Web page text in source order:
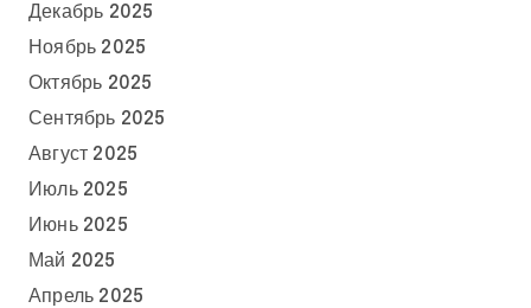
Декабрь 2025
Ноябрь 2025
Октябрь 2025
Сентябрь 2025
Август 2025
Июль 2025
Июнь 2025
Май 2025
Апрель 2025